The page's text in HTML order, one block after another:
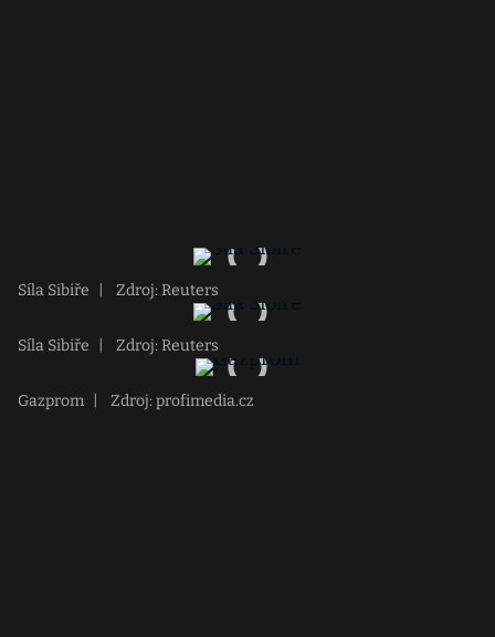
Síla Sibiře Zdroj: Reuters
Síla Sibiře Zdroj: Reuters
Gazprom Zdroj: profimedia.cz